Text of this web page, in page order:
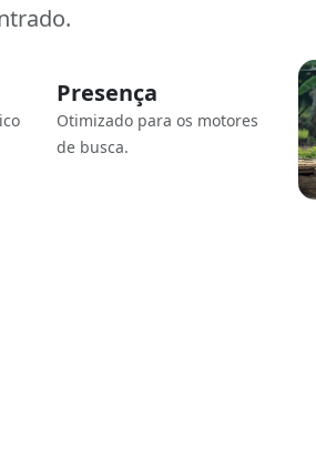
Presença
Otimizado para os motores
de busca.